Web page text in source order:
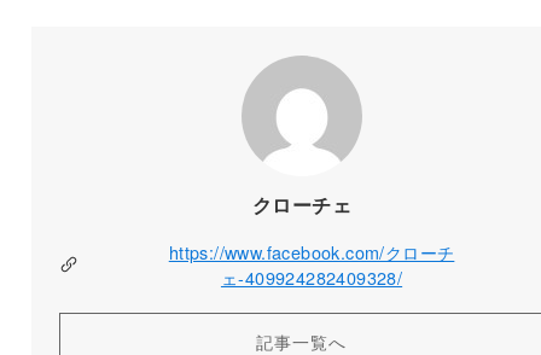
クローチェ
https://www.facebook.com/クローチ
ェ-409924282409328/
記事一覧へ